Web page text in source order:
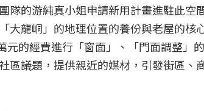
隊的游純真小姐申請新用計畫進駐此空
大龍峒」的地理位置的養份與老屋的核
的經費進行「窗面」、「門面調整」
區議題，提供親近的媒材，引發街區、